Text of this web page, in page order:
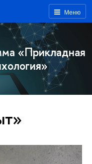
Меню
«Прикладная